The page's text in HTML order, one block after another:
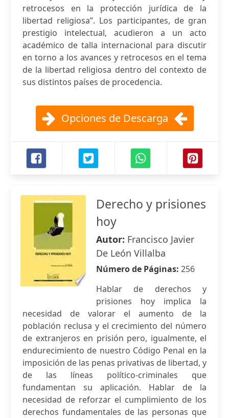
retrocesos en la protección jurídica de la
libertad religiosa”. Los participantes, de gran
prestigio intelectual, acudieron a un acto
académico de talla internacional para discutir
en torno a los avances y retrocesos en el tema
de la libertad religiosa dentro del contexto de
sus distintos países de procedencia.
Opciones de Descarga
Derecho y prisiones
hoy
Autor: Francisco Javier
De León Villalba
Número de Páginas: 256
Hablar de derechos y
prisiones hoy implica la
necesidad de valorar el aumento de la
población reclusa y el crecimiento del número
de extranjeros en prisión pero, igualmente, el
endurecimiento de nuestro Código Penal en la
imposición de las penas privativas de libertad, y
de las líneas político-criminales que
fundamentan su aplicación. Hablar de la
necesidad de reforzar el cumplimiento de los
derechos fundamentales de las personas que